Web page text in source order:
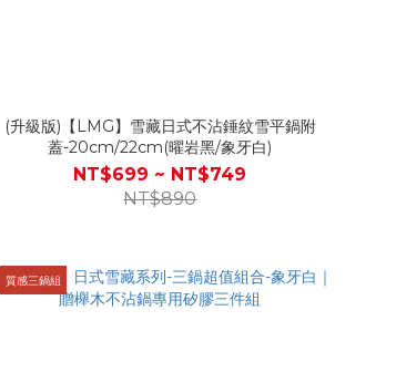
(升級版)【LMG】雪藏日式不沾錘紋雪平鍋附
蓋-20cm/22cm(曜岩黑/象牙白)
NT$699 ~ NT$749
NT$890
質感三鍋組